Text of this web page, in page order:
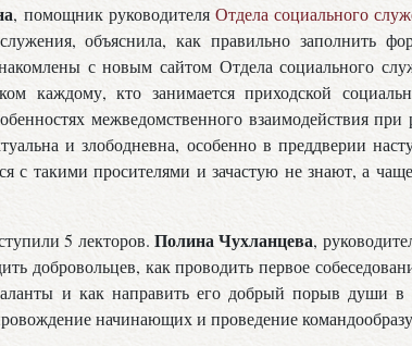
, помощник руководителя Отдела социального
объяснила, как правильно заполнить
с новым сайтом Отдела социального
каждому, кто занимается приходской
межведомственного взаимодействия
и злободневна, особенно в преддверии
с такими просителями и зачастую не знают, а
5 лекторов. Полина Чухланцева,
добровольцев, как проводить первое
и как направить его добрый порыв души
начинающих и проведение